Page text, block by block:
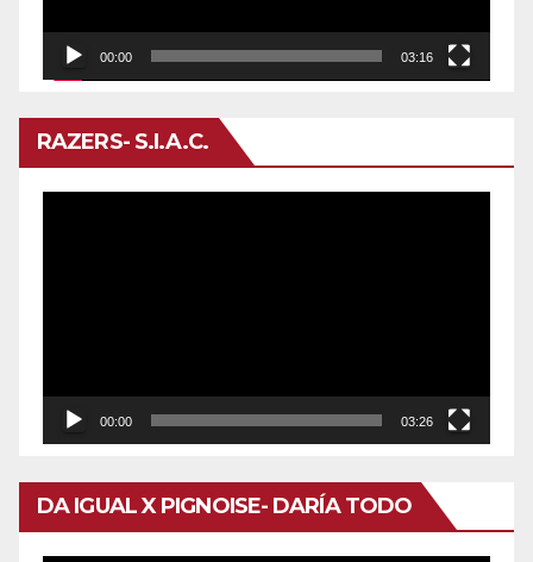
00:00 03:16
RAZERS- S.I.A.C.
00:00 03:26
DA IGUAL X PIGNOISE- DARÍA TODO